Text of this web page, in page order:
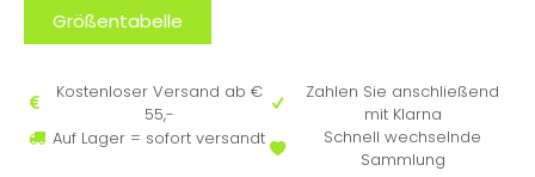
Größentabelle
Kostenloser Versand ab €
55,-
Auf Lager = sofort versandt
Zahlen Sie anschließend
mit Klarna
Schnell wechselnde
Sammlung